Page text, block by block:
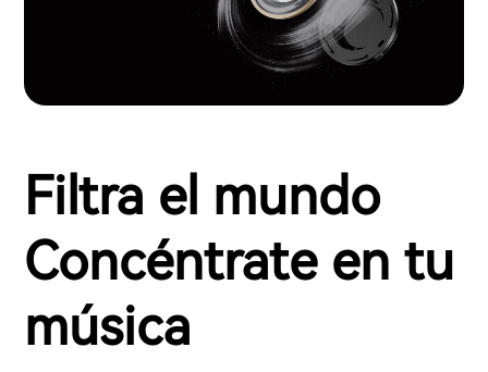
Filtra el mundo
Concéntrate en tu
música